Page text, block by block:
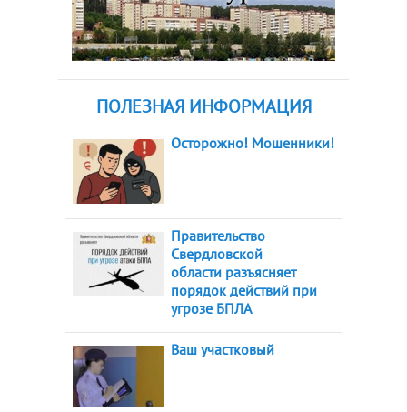
ПОЛЕЗНАЯ ИНФОРМАЦИЯ
Осторожно! Мошенники!
Правительство
Свердловской
области разъясняет
порядок действий при
угрозе БПЛА
Ваш участковый